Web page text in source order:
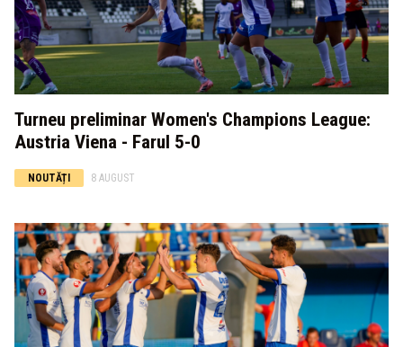
Turneu preliminar Women's Champions League:
Austria Viena - Farul 5-0
NOUTĂȚI 8 AUGUST